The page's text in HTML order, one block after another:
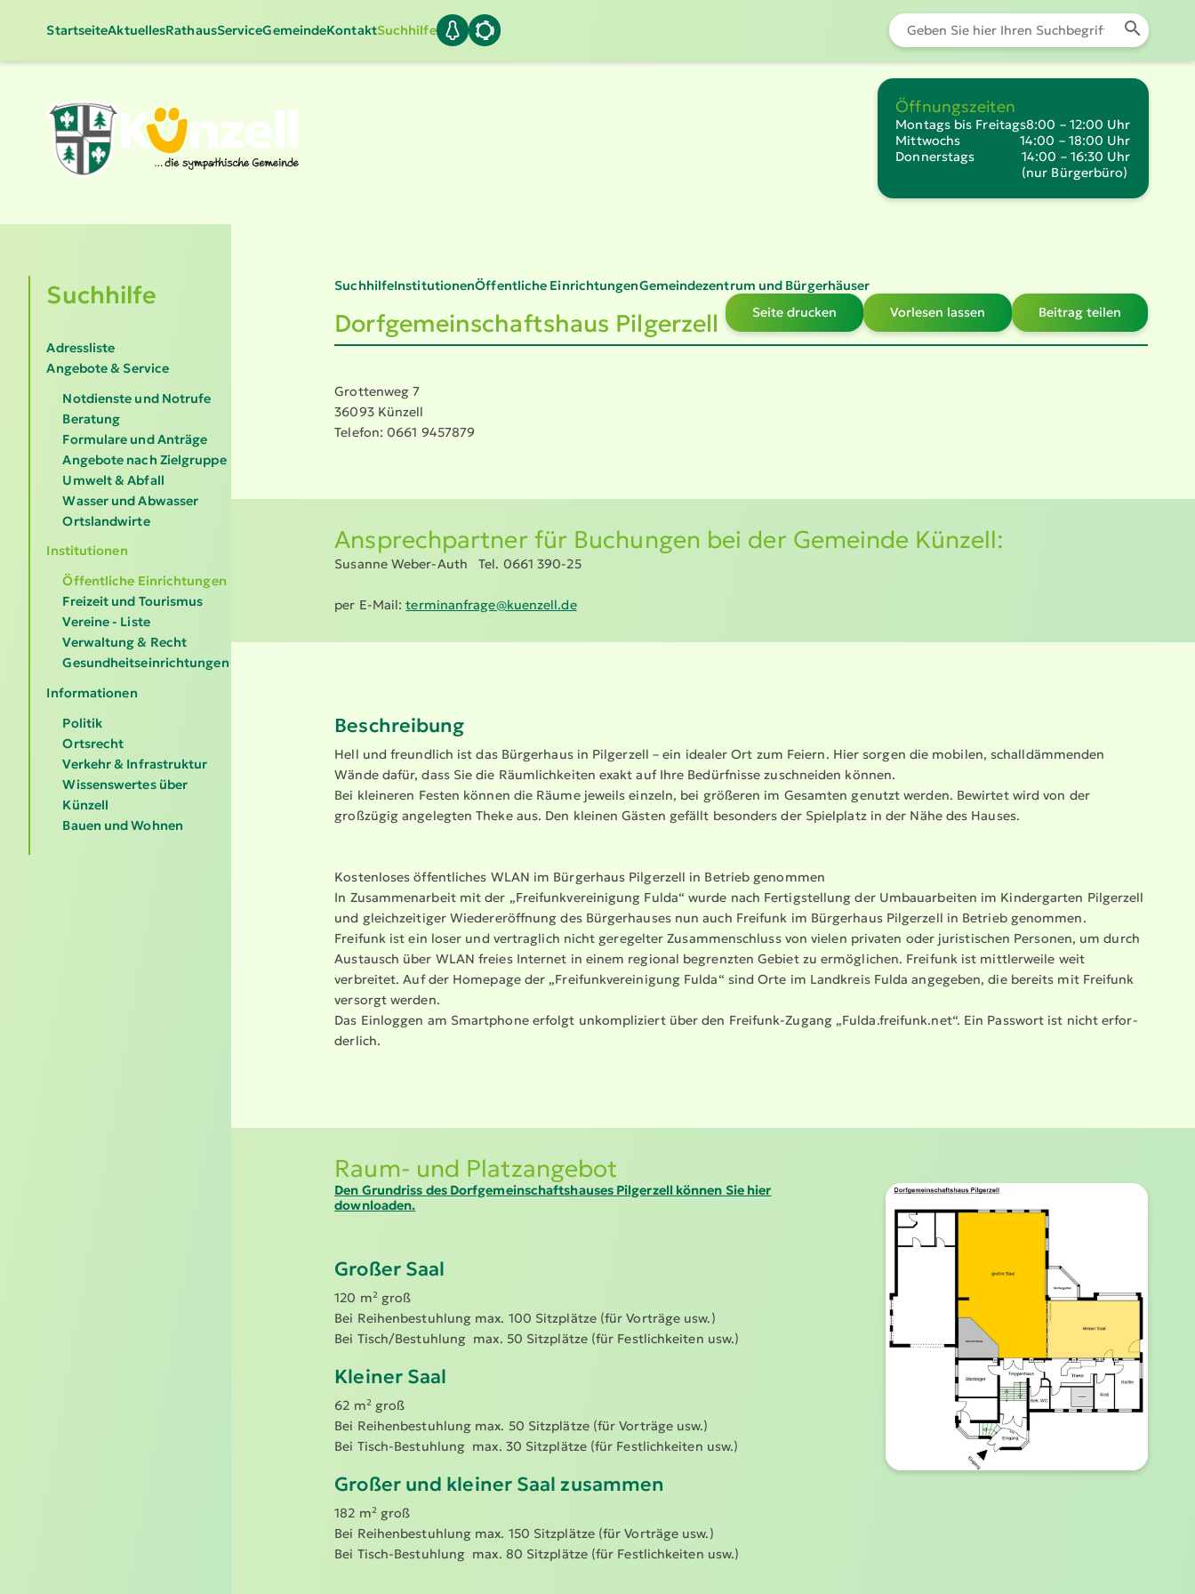
StartseiteAktuellesRathausServiceGemeindeKontaktSuchhilfe
Öffnungszeiten
Montags bis Freitags8:00 – 12:00 Uhr
Mittwochs
14:00 – 18:00 Uhr
Donnerstags
14:00 – 16:30 Uhr
(nur Bürgerbüro)
SuchhilfeInsti­tu­tionenÖffentliche Einrich­tungenGemein­de­zentrum und Bürger­häuser
Dorfge­mein­schaftshaus Pilgerzell Seite drucken Vorlesen lassen Beitrag teilen
Grottenweg 7
36093 Künzell
Telefon: 0661 9457879
Ansprech­partner für Buchungen bei der Gemeinde Künzell:
Susanne Weber-Auth Tel. 0661 390-25
per E-Mail:termi­n­an­frage@​kuenzell.​de
Beschreibung
Hell und freundlich ist das Bürgerhaus in Pilgerzell – ein idealer Ort zum Feiern. Hier sorgen die mobilen, schall­däm­menden
Wände dafür, dass Sie die Räumlich­keiten exakt auf Ihre Bedürfnisse zuschneiden können.
Bei kleineren Festen können die Räume jeweils einzeln, bei größeren im Gesamten genutzt werden. Bewirtet wird von der
großzügig angelegten Theke aus. Den kleinen Gästen gefällt besonders der Spielplatz in der Nähe des Hauses.
Kostenloses öffent­liches WLAN im Bürgerhaus Pilgerzell in Betrieb genommen
In Zusam­men­arbeit mit der „Freifunk­ver­ei­nigung Fulda“ wurde nach Fertig­stellung der Umbau­ar­beiten im Kinder­garten Pilgerzell
und gleich­zei­tiger Wieder­eröffnung des Bürger­hauses nun auch Freifunk im Bürgerhaus Pilgerzell in Betrieb genommen.
Freifunk ist ein loser und vertraglich nicht geregelter Zusam­men­schluss von vielen privaten oder juris­ti­schen Personen, um durch
Austausch über WLAN freies Internet in einem regional begrenzten Gebiet zu ermöglichen. Freifunk ist mittler­weile weit
verbreitet. Auf der Homepage der „Freifunk­ver­ei­nigung Fulda“ sind Orte im Landkreis Fulda angegeben, die bereits mit Freifunk
versorgt werden.
Das Einloggen am Smartphone erfolgt unkom­pli­ziert über den Freifunk-Zugang „Fulda.​freifunk.​net“. Ein Passwort ist nicht erfor­
derlich.
Raum- und Platz­an­gebot
Den Grundriss des Dorfge­mein­schafts­hauses Pilgerzell können Sie hier
downloaden.
Großer Saal
120 m² groß
Bei Reihen­be­stuhlung max. 100 Sitzplätze (für Vorträge usw.)
Bei Tisch/Bestuhlung max. 50 Sitzplätze (für Festlich­keiten usw.)
Kleiner Saal
62 m² groß
Bei Reihen­be­stuhlung max. 50 Sitzplätze (für Vorträge usw.)
Bei Tisch-Bestuhlung max. 30 Sitzplätze (für Festlich­keiten usw.)
Großer und kleiner Saal zusammen
182 m² groß
Bei Reihen­be­stuhlung max. 150 Sitzplätze (für Vorträge usw.)
Bei Tisch-Bestuhlung max. 80 Sitzplätze (für Festlich­keiten usw.)
Suchhilfe
Adressliste
Angebote & Service
Notdienste und Notrufe
Beratung
Formulare und Anträge
Angebote nach Zielgruppe
Umwelt & Abfall
Wasser und Abwasser
Ortslandwirte
Institutionen
Öffentliche Einrichtungen
Freizeit und Tourismus
Vereine - Liste
Verwaltung & Recht
Gesundheitseinrichtungen
Informationen
Politik
Ortsrecht
Verkehr & Infrastruktur
Wissenswertes über
Künzell
Bauen und Wohnen